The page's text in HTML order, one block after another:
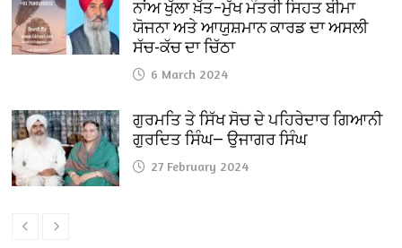
ਨਾਂਅ ਖੁੱਲਾ ਖ਼ੱਤ–ਮੁੱਖ ਮੰਤਰੀ ਸਿਹਤ ਬੀਮਾ
ਯੋਜਨਾ ਅਤੇ ਆਯੁਸ਼ਮਾਨ ਕਾਰਡ ਦਾ ਅਸਲੀ
ਸੱਚ-ਕੱਚ ਦਾ ਚਿੱਠਾ
6 March 2024
ਗੁਰਮਤਿ ਤੇ ਸਿੱਖ ਸੋਚ ਦੇ ਪਹਿਰੇਦਾਰ ਗਿਆਨੀ
ਗੁਰਦਿਤ ਸਿੰਘ— ਉਜਾਗਰ ਸਿੰਘ
27 February 2024